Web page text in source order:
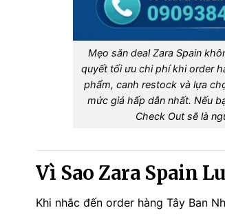
Mẹo săn deal Zara Spain
quyết tối ưu chi phí khi order
phẩm, canh restock và lựa
mức giá hấp dẫn nhất. Nếu
Check Out sẽ là
Vì Sao Zara Spain
Khi nhắc đến order hàng Tây Ban